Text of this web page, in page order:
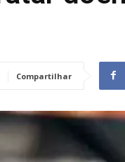
Compartilhar